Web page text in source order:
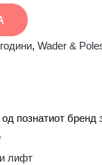
, Wader &
познатиот бренд